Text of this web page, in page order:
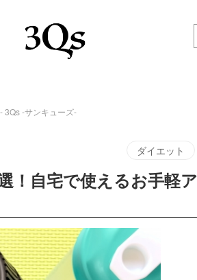
3Qs -サンキューズ-
ダイエット
！自宅で使えるお手軽ア